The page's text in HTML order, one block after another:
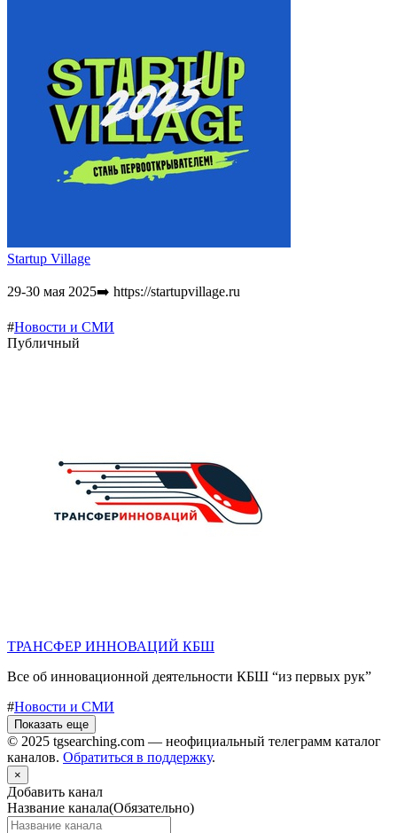
Startup Village
29-30 мая 2025➡️ https://startupvillage.ru
#Новости и СМИ
Публичный
ТРАНСФЕР ИННОВАЦИЙ КБШ
Все об инновационной деятельности КБШ “из первых рук”
#Новости и СМИ
Показать еще
© 2025 tgsearching.com — неофициальный телеграмм каталог
каналов. Обратиться в поддержку.
×
Добавить канал
Название канала(Обязательно)